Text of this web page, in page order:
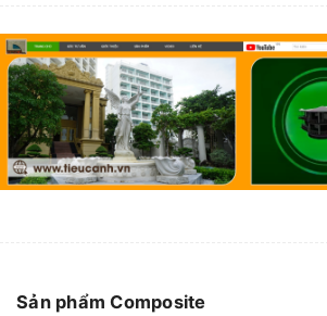
Sản phẩm Composite